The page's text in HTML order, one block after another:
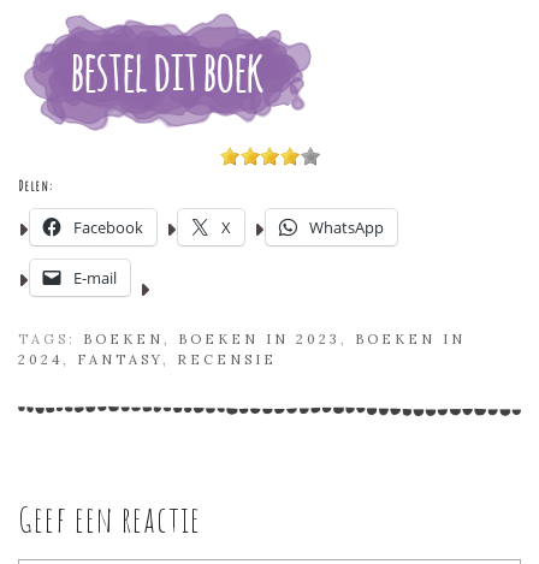
Delen:
Facebook X WhatsApp
E-mail
TAGS: BOEKEN , BOEKEN IN 2023 , BOEKEN IN
2024 , FANTASY, RECENSIE
Geef een reactie